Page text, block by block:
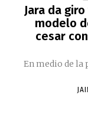
Jara da
modelo
cesar
En medio de